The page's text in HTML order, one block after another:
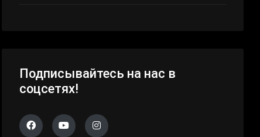
Подписывайтесь на нас в
соцсетях!